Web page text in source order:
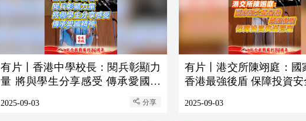
有片丨香港中學校長：閱兵彰顯力
量 將與學生分享感受 傳承愛國精
2025-09-03 分享
有片丨港交所陳翊庭：國
香港最強後盾 保障投資
2025-09-03